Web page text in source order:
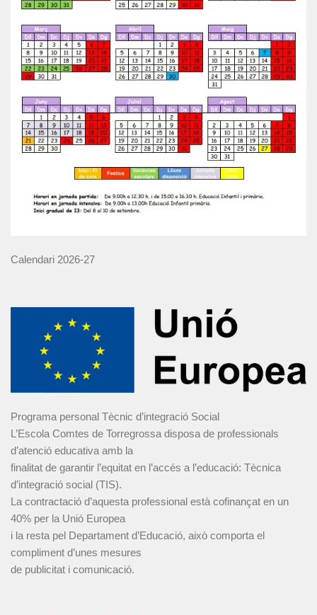
Calendari 2026-27
Programa personal Tècnic d’integració Social
L’Escola Comtes de Torregrossa disposa de professionals
d’atenció educativa amb la
finalitat de garantir l’equitat en l’accés a l’educació: Tècnica
d’integració social (TIS).
La contractació d’aquesta professional està cofinançat en un
40% per la Unió Europea
i la resta pel Departament d’Educació, això comporta el
compliment d’unes mesures
de publicitat i comunicació.